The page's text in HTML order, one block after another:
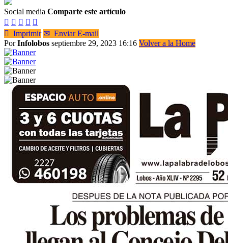
Social media Comparte este artículo
    
 Imprimir ✉ Enviar E-mail
PorInfolobos septiembre 29, 2023 16:16 Volver a la Home